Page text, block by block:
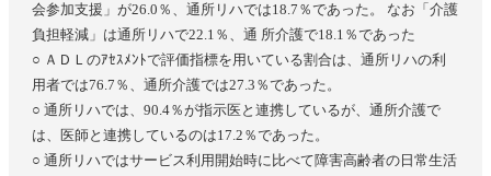
会参加支援」が26.0％、通所リハでは18.7％であった。 なお「介護
負担軽減」は通所リハで22.1％、通 所介護で18.1％であった
○ ＡＤＬのｱｾｽﾒﾝﾄで評価指標を用いている割合は、通所リハの利
用者では76.7％、通所介護では27.3％であった。
○ 通所リハでは、90.4％が指示医と連携しているが、通所介護で
は、医師と連携しているのは17.2％であった。
○ 通所リハではサービス利用開始時に比べて障害高齢者の日常生活